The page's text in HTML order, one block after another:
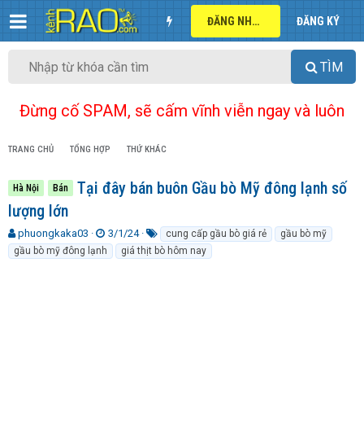
ĐĂNG NHẬP ĐĂNG KÝ
TÌM
Đừng cố SPAM, sẽ cấm vĩnh viễn ngay và luôn
TRANG CHỦ TỔNG HỢP THỨ KHÁC
Hà Nội Bán
Tại đây bán buôn Gầu bò Mỹ đông lạnh số
lượng lớn
T
h
r
phuongkaka03
N
g
à
3/1/24
ừ
k
cung cấp gầu bò giá rẻ
gầu bò mỹ
gầu bò mỹ đông lạnh
giá thịt bò hôm nay